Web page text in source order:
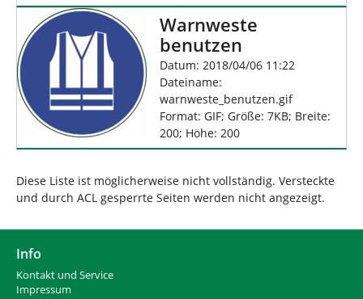
Warnweste
benutzen
Datum: 2018/04/06 11:22
Dateiname:
warnweste_benutzen.gif
Format: GIF; Größe: 7KB; Breite:
200; Höhe: 200
Diese Liste ist möglicherweise nicht vollständig. Versteckte
und durch ACL gesperrte Seiten werden nicht angezeigt.
Info
Kontakt und Service
Impressum